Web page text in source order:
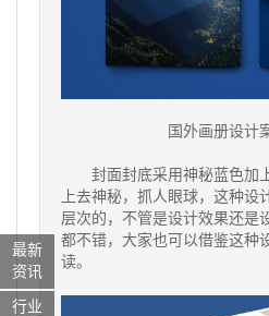
国外画册设计
封面封底采用神秘蓝色加
上去神秘，抓人眼球，这种设
层次的，不管是设计效果还是
都不错，大家也可以借鉴这种
读。
最新
资讯
行业